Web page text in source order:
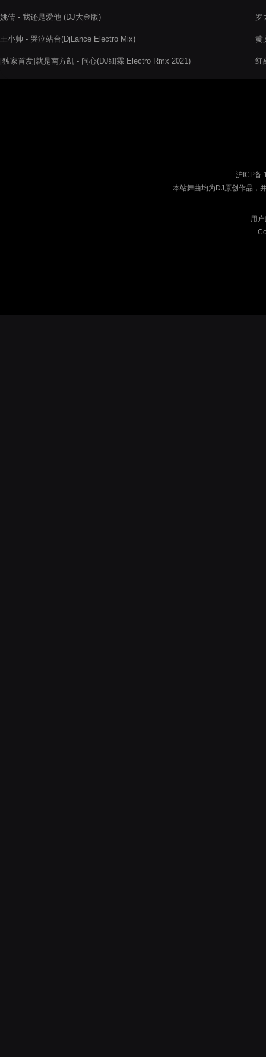
姚倩 - 我还是爱他 (DJ大金版)
王小帅 - 哭泣站台(DjLance Electro Mix)
[独家首发]就是南方凯 - 问心(DJ细霖 Electro Rmx 2021)
罗
黄
红
沪ICP备
本站舞曲均为DJ原创作品，
用